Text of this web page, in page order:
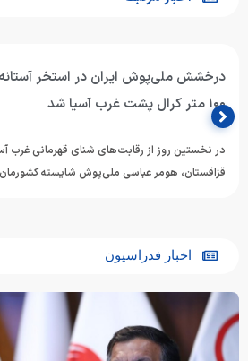
درخشش ملی‌پوش ایران در استخر
۱۰۰ متر کرال پشت غرب آسیا شد
قزاقستان، هومر عباسی ملی‌پوش شایسته کشورمان
اخبار فدراسیون